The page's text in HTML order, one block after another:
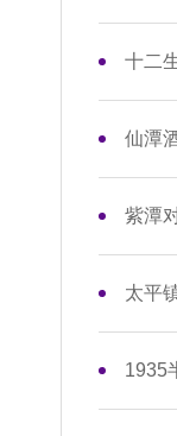
十二
仙潭酒厂
紫潭对
太平镇
1935